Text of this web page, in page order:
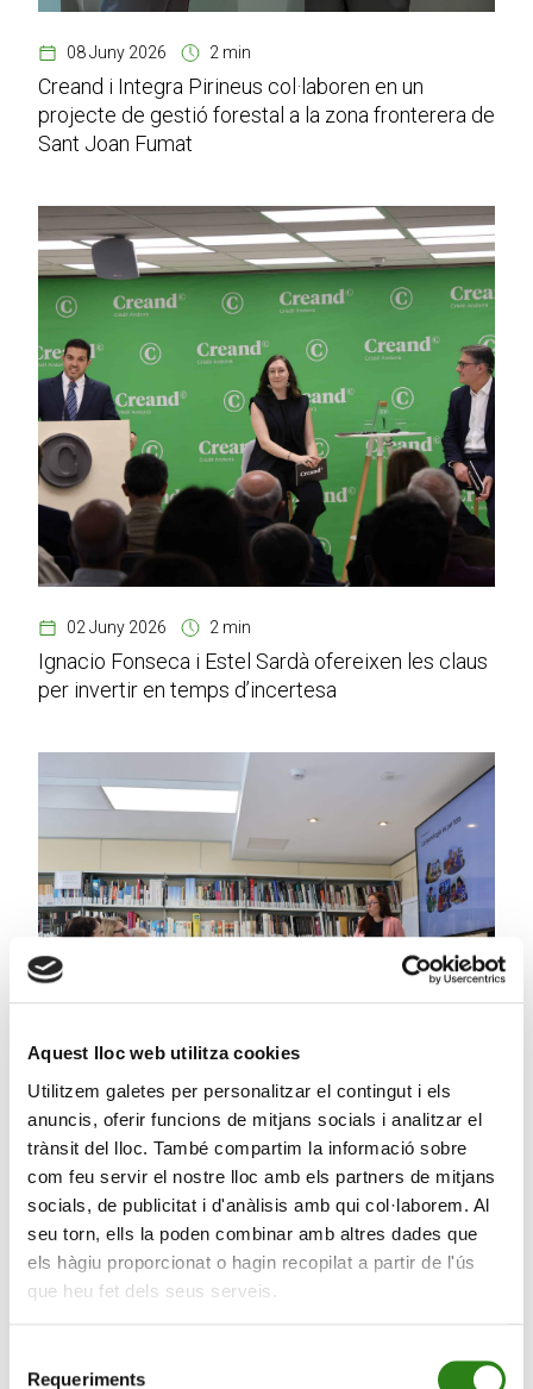
Aquest lloc web utilitza cookies
Utilitzem galetes per personalitzar el contingut i els
anuncis, oferir funcions de mitjans socials i analitzar el
trànsit del lloc. També compartim la informació sobre
com feu servir el nostre lloc amb els partners de mitjans
socials, de publicitat i d'anàlisis amb qui col·laborem. Al
seu torn, ells la poden combinar amb altres dades que
els hàgiu proporcionat o hagin recopilat a partir de l'ús
que heu fet dels seus serveis.
Requeriments
08 Juny 2026 2 min
Creand i Integra Pirineus col·laboren en un
projecte de gestió forestal a la zona fronterera de
Sant Joan Fumat
02 Juny 2026 2 min
Ignacio Fonseca i Estel Sardà ofereixen les claus
per invertir en temps d’incertesa
01 Juny 2026 2 min
Els usuaris de L’Espai descobreixen les claus per
reforçar la seva ciberseguretat